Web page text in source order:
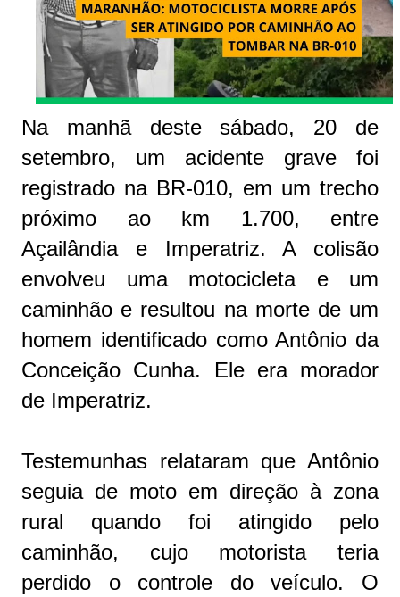
Na manhã deste sábado, 20 de
setembro, um acidente grave foi
registrado na BR-010, em um trecho
próximo ao km 1.700, entre
Açailândia e Imperatriz. A colisão
envolveu uma motocicleta e um
caminhão e resultou na morte de um
homem identificado como Antônio da
Conceição Cunha. Ele era morador
de Imperatriz.
Testemunhas relataram que Antônio
seguia de moto em direção à zona
rural quando foi atingido pelo
caminhão, cujo motorista teria
perdido o controle do veículo. O